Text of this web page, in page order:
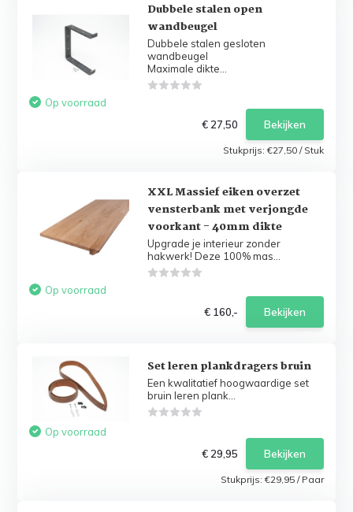
Dubbele stalen open
wandbeugel
Dubbele stalen gesloten
wandbeugel
Maximale dikte...
Op voorraad
€ 27,50
Bekijken
Stukprijs:€27,50/ Stuk
XXL Massief eiken overzet
vensterbank met verjongde
voorkant - 40mm dikte
Upgrade je interieur zonder
hakwerk! Deze 100% mas...
Op voorraad
€ 160,-
Bekijken
Set leren plankdragers bruin
Een kwalitatief hoogwaardige set
bruin leren plank...
Op voorraad
€ 29,95
Bekijken
Stukprijs:€29,95/ Paar